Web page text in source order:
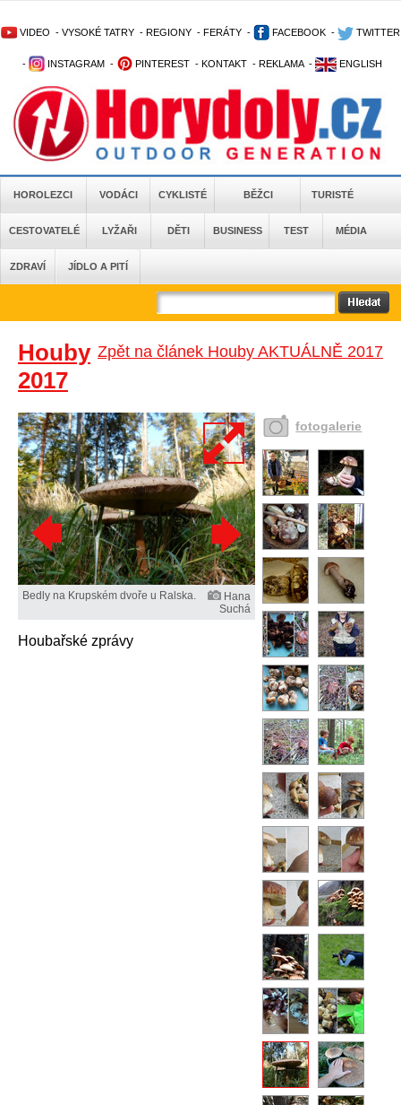
VIDEO - VYSOKÉ TATRY - REGIONY - FERÁTY - FACEBOOK - TWITTER
- INSTAGRAM - PINTEREST - KONTAKT - REKLAMA - ENGLISH
HOROLEZCI VODÁCI CYKLISTÉ BĚŽCI TURISTÉ
CESTOVATELÉ LYŽAŘI DĚTI BUSINESS TEST MÉDIA
ZDRAVÍ JÍDLO A PITÍ
Zpět na článek Houby AKTUÁLNĚ 2017
Houby
2017
Bedly na Krupském dvoře u Ralska.
Hana
Suchá
Houbařské zprávy
fotogalerie